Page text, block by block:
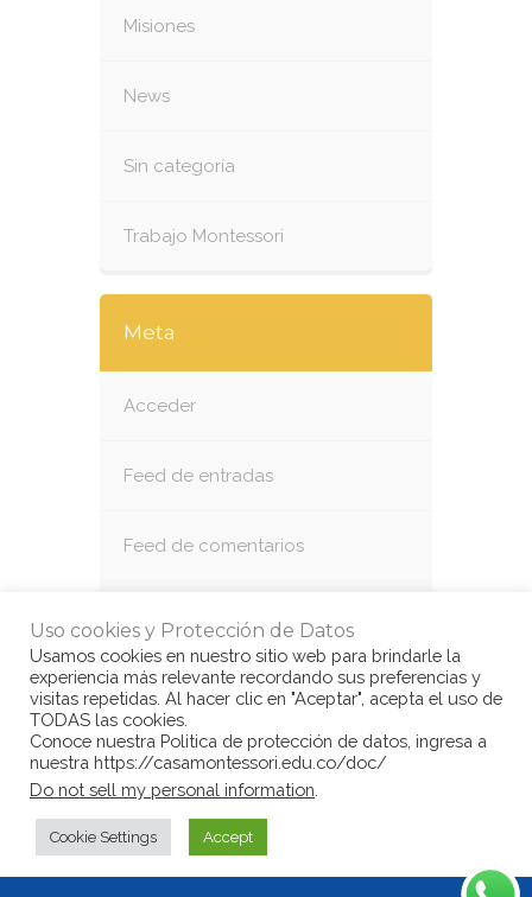
Misiones
News
Sin categoría
Trabajo Montessori
Meta
Acceder
Feed de entradas
Feed de comentarios
© Copyright Casa Montessori 2017
Uso cookies y Protección de Datos
Usamos cookies en nuestro sitio web para brindarle la
experiencia más relevante recordando sus preferencias y
visitas repetidas. Al hacer clic en "Aceptar", acepta el uso de
TODAS las cookies.
Conoce nuestra Politica de protección de datos, ingresa a
nuestra https://casamontessori.edu.co/doc/
Do not sell my personal information
Cookie Settings Accept